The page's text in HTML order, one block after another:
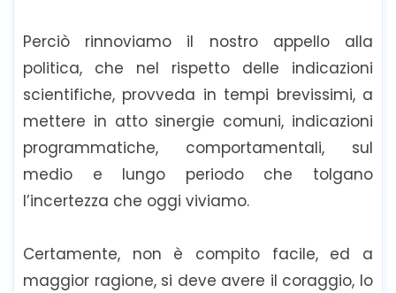
Perciò rinnoviamo il nostro appello alla
politica, che nel rispetto delle indicazioni
scientifiche, provveda in tempi brevissimi, a
mettere in atto sinergie comuni, indicazioni
programmatiche, comportamentali, sul
medio e lungo periodo che tolgano
l’incertezza che oggi viviamo.
Certamente, non è compito facile, ed a
maggior ragione, si deve avere il coraggio, lo